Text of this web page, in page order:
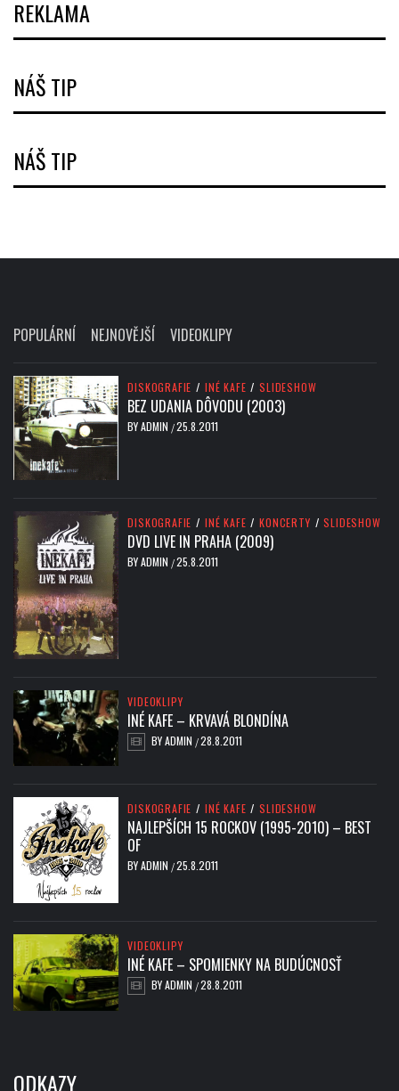
REKLAMA
NÁŠ TIP
NÁŠ TIP
POPULÁRNÍ NEJNOVĚJŠÍ VIDEOKLIPY
DISKOGRAFIE / INÉ KAFE / SLIDESHOW
BEZ UDANIA DÔVODU (2003)
BYADMIN /25.8.2011
DISKOGRAFIE / INÉ KAFE / KONCERTY / SLIDESHOW
DVD LIVE IN PRAHA (2009)
BYADMIN /25.8.2011
VIDEOKLIPY
INÉ KAFE – KRVAVÁ BLONDÍNA
BYADMIN /28.8.2011
DISKOGRAFIE / INÉ KAFE / SLIDESHOW
NAJLEPŠÍCH 15 ROCKOV (1995-2010) – BEST
OF
BYADMIN /25.8.2011
VIDEOKLIPY
INÉ KAFE – SPOMIENKY NA BUDÚCNOSŤ
BYADMIN /28.8.2011
ODKAZY